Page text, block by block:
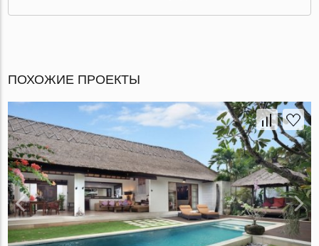
ПОХОЖИЕ ПРОЕКТЫ